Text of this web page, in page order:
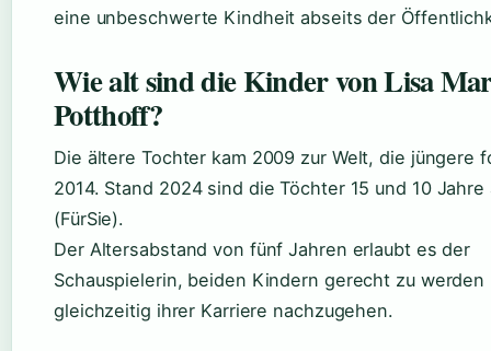
eine unbeschwerte Kindheit abseits der
Wie alt sind die Kinder von Lisa
Potthoff?
Die ältere Tochter kam 2009 zur Welt, die jüngere
2014. Stand 2024 sind die Töchter 15 und 10 Jahre
(FürSie).
Der Altersabstand von fünf Jahren erlaubt es der
Schauspielerin, beiden Kindern gerecht zu werden
gleichzeitig ihrer Karriere nachzugehen.